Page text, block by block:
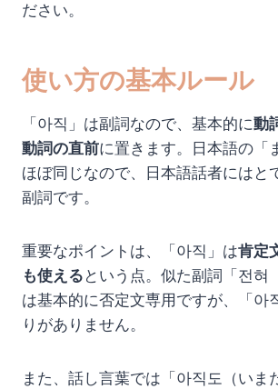
ださい。
使い方の基本ルール
「아직」は副詞なので、基本的に動
動詞の直前に置きます。日本語の「
ほぼ同じなので、日本語話者にはと
副詞です。
重要なポイントは、「아직」は肯定
も使える という点。似た副詞「전혀
は基本的に否定文専用ですが、「아
りがありません。
また、話し言葉では「아직도（いま